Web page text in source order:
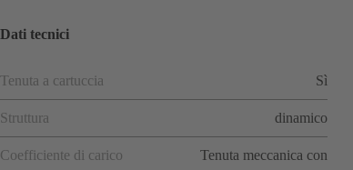
Dati tecnici
Tenuta a cartuccia Sì
Struttura dinamico
Coefficiente di carico
Tenuta meccanica con